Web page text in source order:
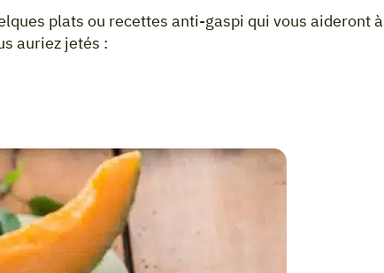
plats ou recettes anti-gaspi qui vous aideront à
auriez jetés :